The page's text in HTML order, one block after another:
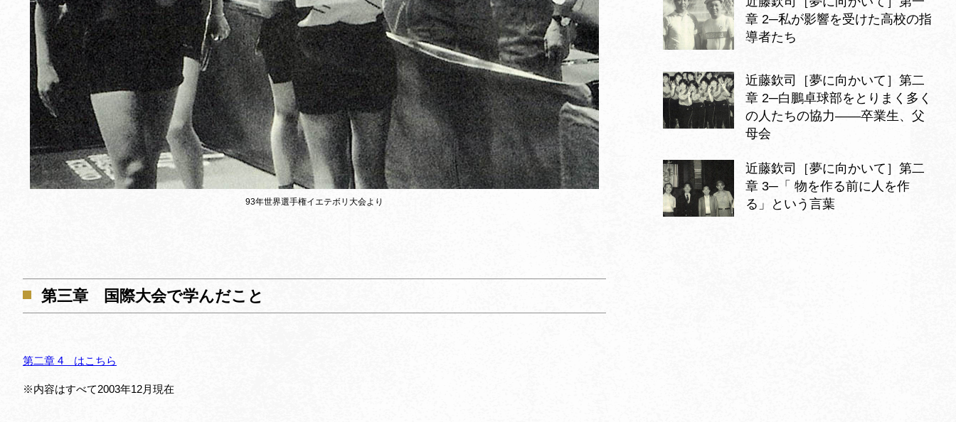
93年世界選手権イエテボリ大会より
第三章 国際大会で学んだこと
第二章 4 はこちら
※内容はすべて2003年12月現在
章 2─私が影響を受けた高校の指
導者たち
近藤欽司［夢に向かいて］第二
章 2─白鵬卓球部をとりまく多く
の人たちの協力——卒業生、父
母会
近藤欽司［夢に向かいて］第二
章 3─「 物を作る前に人を作
る」という言葉